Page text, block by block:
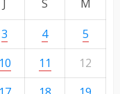
J S
M
3 4
5
10 11
12